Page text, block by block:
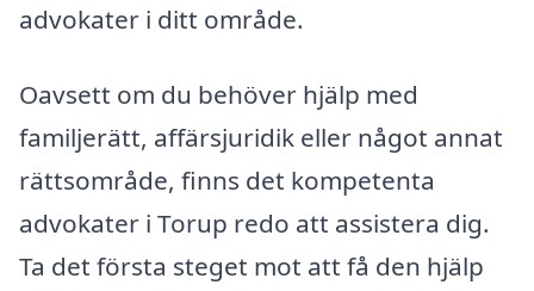
advokater i ditt område.
Oavsett om du behöver hjälp med
familjerätt, affärsjuridik eller något annat
rättsområde, finns det kompetenta
advokater i Torup redo att assistera dig.
Ta det första steget mot att få den hjälp